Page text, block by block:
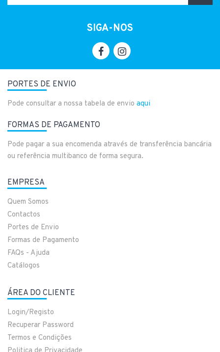
SIGA-NOS
PORTES DE ENVIO
Pode consultar a nossa tabela de envio aqui
FORMAS DE PAGAMENTO
Pode pagar a sua encomenda através de transferência bancária
ou referência multibanco de forma segura.
EMPRESA
Quem Somos
Contactos
Portes de Envio
Formas de Pagamento
FAQs - Ajuda
Catálogos
ÁREA DO CLIENTE
Login/Registo
Recuperar Password
Termos e Condições